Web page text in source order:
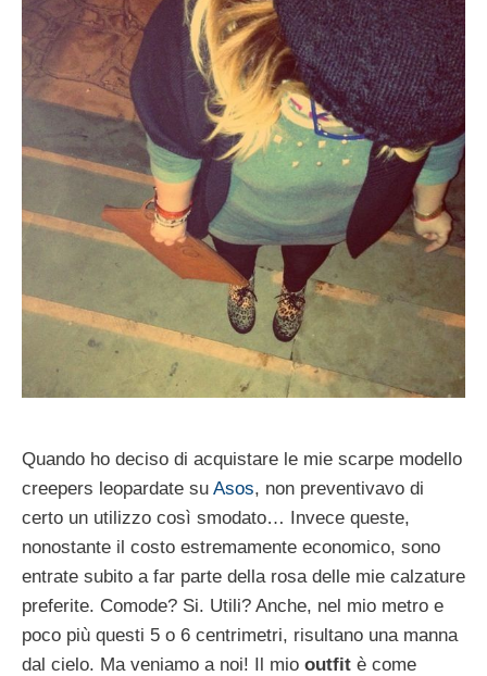
Quando ho deciso di acquistare le mie scarpe modello
creepers leopardate su Asos, non preventivavo di
certo un utilizzo così smodato… Invece queste,
nonostante il costo estremamente economico, sono
entrate subito a far parte della rosa delle mie calzature
preferite. Comode? Si. Utili? Anche, nel mio metro e
poco più questi 5 o 6 centrimetri, risultano una manna
dal cielo. Ma veniamo a noi! Il mio outfit è come